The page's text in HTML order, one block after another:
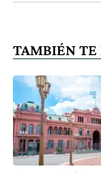
TAMBIÉN TE